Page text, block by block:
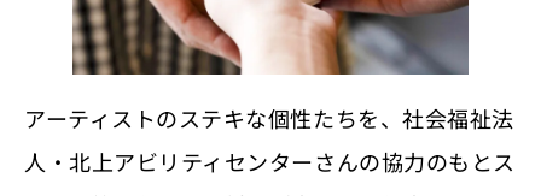
アーティストのステキな個性たちを、社会福祉法
人・北上アビリティセンターさんの協力のもとス